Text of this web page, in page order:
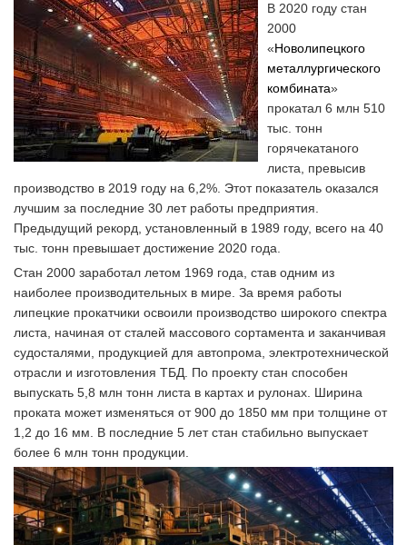
В 2020 году стан
2000
«Новолипецкого
металлургического
комбината»
прокатал 6 млн 510
тыс. тонн
горячекатаного
листа, превысив
производство в 2019 году на 6,2%. Этот показатель оказался
лучшим за последние 30 лет работы предприятия.
Предыдущий рекорд, установленный в 1989 году, всего на 40
тыс. тонн превышает достижение 2020 года.
Стан 2000 заработал летом 1969 года, став одним из
наиболее производительных в мире. За время работы
липецкие прокатчики освоили производство широкого спектра
листа, начиная от сталей массового сортамента и заканчивая
судосталями, продукцией для автопрома, электротехнической
отрасли и изготовления ТБД. По проекту стан способен
выпускать 5,8 млн тонн листа в картах и рулонах. Ширина
проката может изменяться от 900 до 1850 мм при толщине от
1,2 до 16 мм. В последние 5 лет стан стабильно выпускает
более 6 млн тонн продукции.